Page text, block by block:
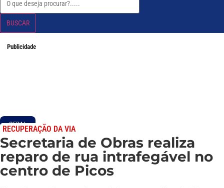
BUSCAR
Publicidade
GERAL
RECUPERAÇÃO DA VIA
Secretaria de Obras realiza
reparo de rua intrafegável no
centro de Picos